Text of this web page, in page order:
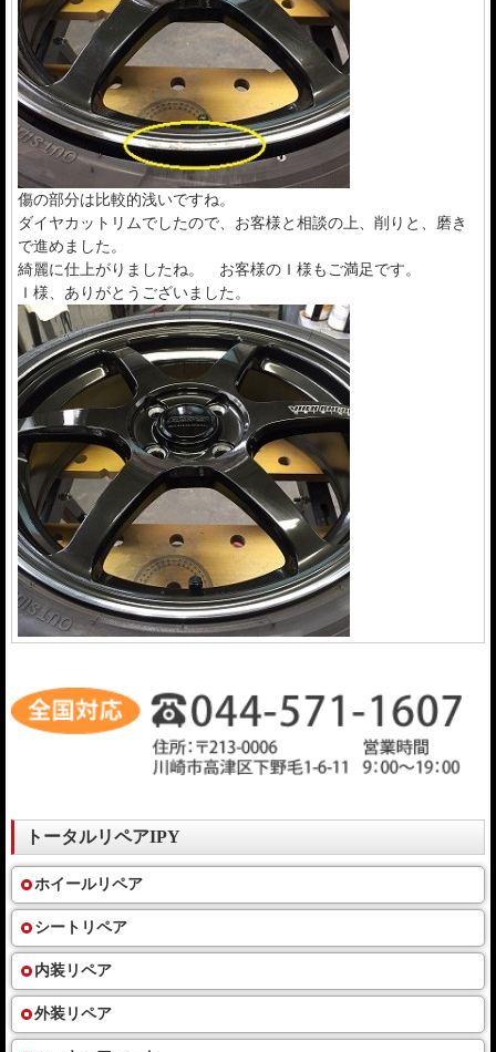
傷の部分は比較的浅いですね。
ダイヤカットリムでしたので、お客様と相談の上、削りと、磨き
で進めました。
綺麗に仕上がりましたね。 お客様のＩ様もご満足です。
Ｉ様、ありがとうございました。
トータルリペアIPY
ホイールリペア
シートリペア
内装リペア
外装リペア